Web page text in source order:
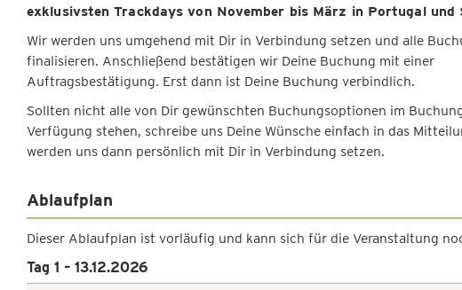
exklusivsten Trackdays von November bis März in Portugal und
Wir werden uns umgehend mit Dir in Verbindung setzen und alle
finalisieren. Anschließend bestätigen wir Deine Buchung mit einer
Auftragsbestätigung. Erst dann ist Deine Buchung verbindlich.
Sollten nicht alle von Dir gewünschten Buchungsoptionen im
Verfügung stehen, schreibe uns Deine Wünsche einfach in das
werden uns dann persönlich mit Dir in Verbindung setzen.
Ablaufplan
Dieser Ablaufplan ist vorläufig und kann sich für die Veranstaltung
Tag 1 – 13.12.2026